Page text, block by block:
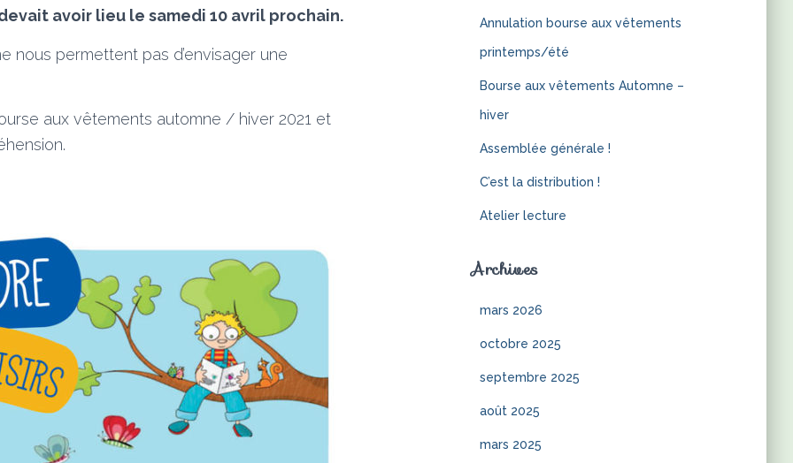
avoir lieu le samedi 10 avril prochain.
nous permettent pas d’envisager une
aux vêtements automne / hiver 2021 et
Annulation bourse aux vêtements
printemps/été
Bourse aux vêtements Automne –
hiver
Assemblée générale !
C’est la distribution !
Atelier lecture
Archives
mars 2026
octobre 2025
septembre 2025
août 2025
mars 2025